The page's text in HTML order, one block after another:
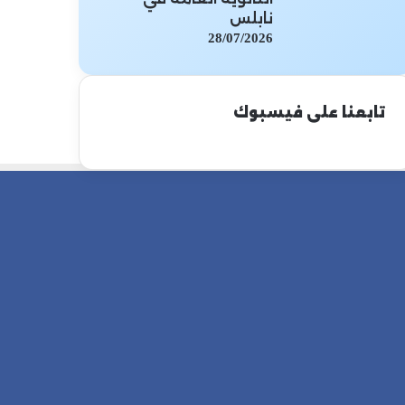
نابلس
28/07/2026
تابعنا على فيسبوك